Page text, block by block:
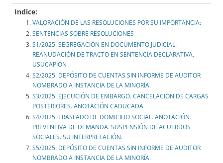
Indice:
VALORACIÓN DE LAS RESOLUCIONES POR SU IMPORTANCIA:
SENTENCIAS SOBRE RESOLUCIONES
S1/2025. SEGREGACIÓN EN DOCUMENTO JUDICIAL.
REANUDACIÓN DE TRACTO EN SENTENCIA DECLARATIVA.
USUCAPIÓN
S2/2025. DEPÓSITO DE CUENTAS SIN INFORME DE AUDITOR
NOMBRADO A INSTANCIA DE LA MINORÍA.
S3/2025. EJECUCIÓN DE EMBARGO. CANCELACIÓN DE CARGAS
POSTERIORES. ANOTACIÓN CADUCADA
S4/2025. TRASLADO DE DOMICILIO SOCIAL. ANOTACIÓN
PREVENTIVA DE DEMANDA. SUSPENSIÓN DE ACUERDOS
SOCIALES. SU INTERPRETACIÓN.
S5/2025. DEPÓSITO DE CUENTAS SIN INFORME DE AUDITOR
NOMBRADO A INSTANCIA DE LA MINORÍA.